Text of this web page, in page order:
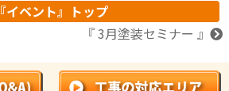
『イベント』トップ
『 3月塗装セミナー 』